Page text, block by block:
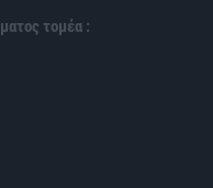
τομέα :